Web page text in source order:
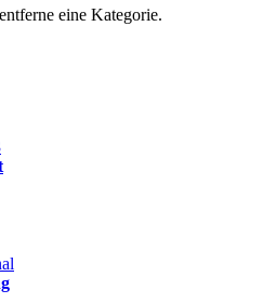
eine Kategorie.